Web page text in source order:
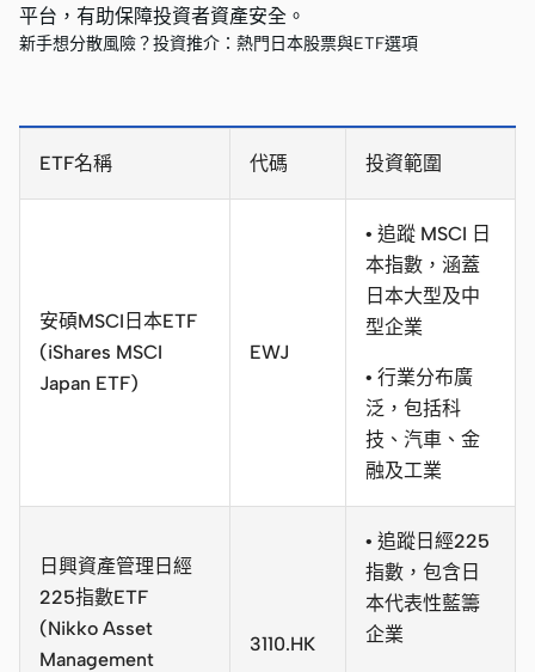
平台，有助保障投資者資產安全。
新手想分散風險？投資推介：熱門日本股票與ETF選項
ETF名稱 代碼 投資範圍
安碩MSCI日本ETF
(iShares MSCI
Japan ETF)
EWJ
• 追蹤 MSCI 日
本指數，涵蓋
日本大型及中
型企業
• 行業分布廣
泛，包括科
技、汽車、金
融及工業
日興資產管理日經
225指數ETF
(Nikko Asset
Management
3110.HK
• 追蹤日經225
指數，包含日
本代表性藍籌
企業